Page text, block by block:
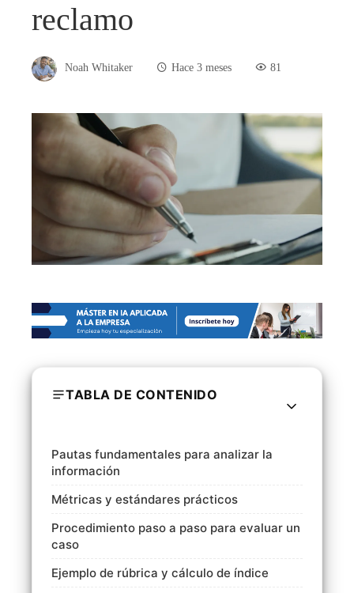
reclamo
Noah Whitaker Hace 3 meses 81
TABLA DE CONTENIDO
Pautas fundamentales para analizar la
información
Métricas y estándares prácticos
Procedimiento paso a paso para evaluar un
caso
Ejemplo de rúbrica y cálculo de índice